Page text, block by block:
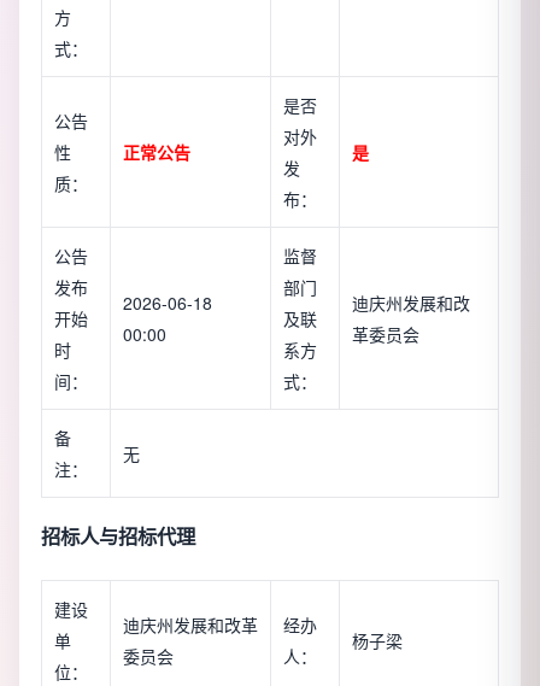
方
式：
公告
性
质：
正常公告
是否
对外
发
布：
是
公告
发布
开始
时
间：
2026-06-18
00:00
监督
部门
及联
系方
式：
迪庆州发展和改
革委员会
备
注：
无
招标人与招标代理
建设
单
位：
迪庆州发展和改革
委员会
经办
人：
杨子梁